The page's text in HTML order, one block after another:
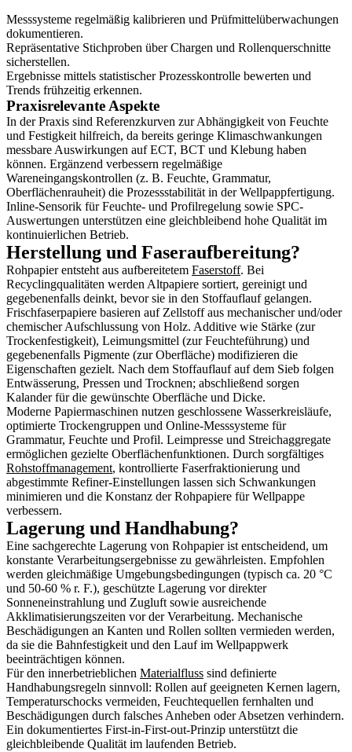
Messsysteme regelmäßig kalibrieren und Prüfmittelüberwachungen
dokumentieren.
Repräsentative Stichproben über Chargen und Rollenquerschnitte
sicherstellen.
Ergebnisse mittels statistischer Prozesskontrolle bewerten und
Trends frühzeitig erkennen.
Praxisrelevante Aspekte
In der Praxis sind Referenzkurven zur Abhängigkeit von Feuchte
und Festigkeit hilfreich, da bereits geringe Klimaschwankungen
messbare Auswirkungen auf ECT, BCT und Klebung haben
können. Ergänzend verbessern regelmäßige
Wareneingangskontrollen (z. B. Feuchte, Grammatur,
Oberflächenrauheit) die Prozessstabilität in der Wellpappfertigung.
Inline-Sensorik für Feuchte- und Profilregelung sowie SPC-
Auswertungen unterstützen eine gleichbleibend hohe Qualität im
kontinuierlichen Betrieb.
Herstellung und Faseraufbereitung?
Rohpapier entsteht aus aufbereitetem Faserstoff. Bei
Recyclingqualitäten werden Altpapiere sortiert, gereinigt und
gegebenenfalls deinkt, bevor sie in den Stoffauflauf gelangen.
Frischfaserpapiere basieren auf Zellstoff aus mechanischer und/oder
chemischer Aufschlussung von Holz. Additive wie Stärke (zur
Trockenfestigkeit), Leimungsmittel (zur Feuchteführung) und
gegebenenfalls Pigmente (zur Oberfläche) modifizieren die
Eigenschaften gezielt. Nach dem Stoffauflauf auf dem Sieb folgen
Entwässerung, Pressen und Trocknen; abschließend sorgen
Kalander für die gewünschte Oberfläche und Dicke.
Moderne Papiermaschinen nutzen geschlossene Wasserkreisläufe,
optimierte Trockengruppen und Online-Messsysteme für
Grammatur, Feuchte und Profil. Leimpresse und Streichaggregate
ermöglichen gezielte Oberflächenfunktionen. Durch sorgfältiges
Rohstoffmanagement, kontrollierte Faserfraktionierung und
abgestimmte Refiner-Einstellungen lassen sich Schwankungen
minimieren und die Konstanz der Rohpapiere für Wellpappe
verbessern.
Lagerung und Handhabung?
Eine sachgerechte Lagerung von Rohpapier ist entscheidend, um
konstante Verarbeitungsergebnisse zu gewährleisten. Empfohlen
werden gleichmäßige Umgebungsbedingungen (typisch ca. 20 °C
und 50-60 % r. F.), geschützte Lagerung vor direkter
Sonneneinstrahlung und Zugluft sowie ausreichende
Akklimatisierungszeiten vor der Verarbeitung. Mechanische
Beschädigungen an Kanten und Rollen sollten vermieden werden,
da sie die Bahnfestigkeit und den Lauf im Wellpappwerk
beeinträchtigen können.
Für den innerbetrieblichen Materialfluss sind definierte
Handhabungsregeln sinnvoll: Rollen auf geeigneten Kernen lagern,
Temperaturschocks vermeiden, Feuchtequellen fernhalten und
Beschädigungen durch falsches Anheben oder Absetzen verhindern.
Ein dokumentiertes First-in-First-out-Prinzip unterstützt die
gleichbleibende Qualität im laufenden Betrieb.